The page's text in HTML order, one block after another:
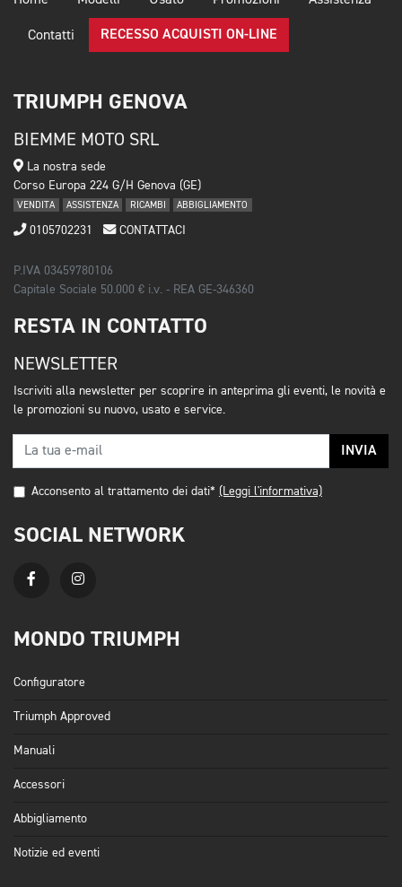
Contatti RECESSO ACQUISTI ON-LINE
TRIUMPH GENOVA
BIEMME MOTO SRL
La nostra sede
Corso Europa 224 G/H Genova (GE)
VENDITA ASSISTENZA RICAMBI ABBIGLIAMENTO
0105702231 CONTATTACI
P.IVA 03459780106
Capitale Sociale 50.000 € i.v. - REA GE-346360
RESTA IN CONTATTO
NEWSLETTER
Iscriviti alla newsletter per scoprire in anteprima gli eventi, le novità e
le promozioni su nuovo, usato e service.
INVIA
Acconsento al trattamento dei dati* (Leggi l'informativa)
SOCIAL NETWORK
MONDO TRIUMPH
Configuratore
Triumph Approved
Manuali
Accessori
Abbigliamento
Notizie ed eventi